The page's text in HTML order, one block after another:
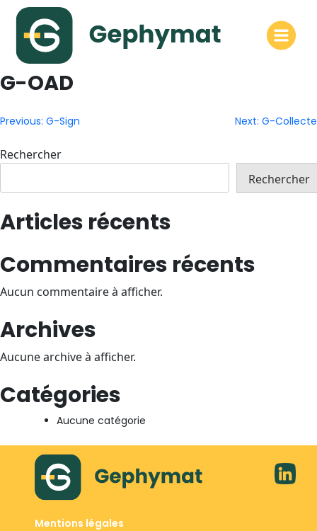
content
G-OAD
Navigation
de
Previous: G-Sign Next: G-Collecte
Rechercher
Rechercher
Articles récents
Commentaires récents
Aucun commentaire à afficher.
Archives
Aucune archive à afficher.
Catégories
Aucune catégorie
Mentions légales